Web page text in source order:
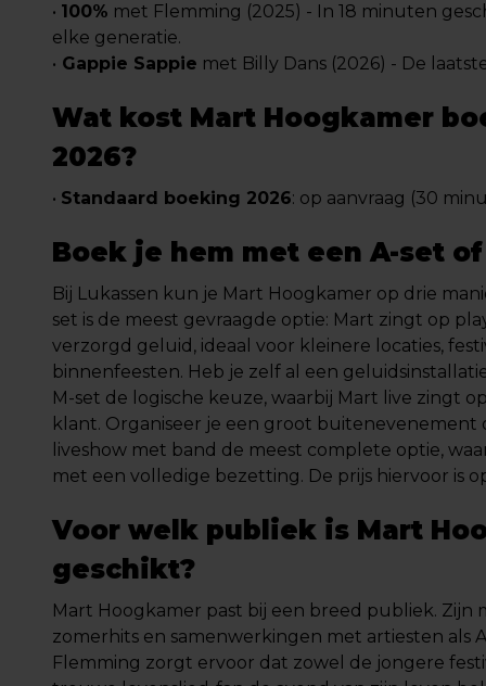
• 100% met Flemming (2025) - In 18 minuten
elke generatie.
• Gappie Sappie met Billy Dans (2026) - De
Wat kost Mart Hoogkamer
2026?
• Standaard boeking 2026: op aanvraag (30
Boek je hem met een A-set
Bij Lukassen kun je Mart Hoogkamer op drie
set is de meest gevraagde optie: Mart zingt op
verzorgd geluid, ideaal voor kleinere locaties,
binnenfeesten. Heb je zelf al een
M-set de logische keuze, waarbij Mart live zingt
klant. Organiseer je een groot buitenevenement
liveshow met band de meest complete optie,
met een volledige bezetting. De prijs hiervoor is
Voor welk publiek is Mart
geschikt?
Mart Hoogkamer past bij een breed publiek. Zijn
zomerhits en samenwerkingen met artiesten als
Flemming zorgt ervoor dat zowel de jongere